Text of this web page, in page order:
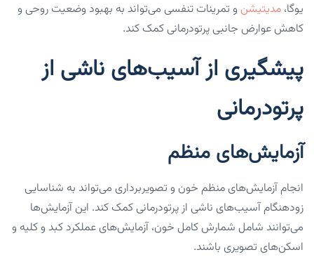
یوگا، مدیتیشن و تمرینات تنفسی می‌تواند به بهبود وضعیت روحی و
کاهش عوارض جانبی پرتودرمانی کمک کند.
پیشگیری از آسیب‌های ناشی از
پرتودرمانی
آزمایش‌های منظم
انجام آزمایش‌های منظم خون و تصویربرداری می‌تواند به شناسایی
زودهنگام آسیب‌های ناشی از پرتودرمانی کمک کند. این آزمایش‌ها
می‌توانند شامل شمارش کامل خون، آزمایش‌های عملکرد کبد و کلیه و
اسکن‌های تصویری باشند.